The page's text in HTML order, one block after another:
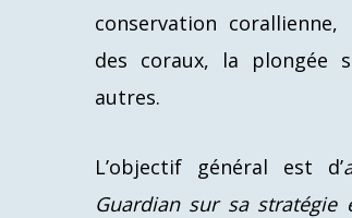
conservation corallienne,
des coraux, la plongée
autres.
L’objectif général est d’
Guardian sur sa